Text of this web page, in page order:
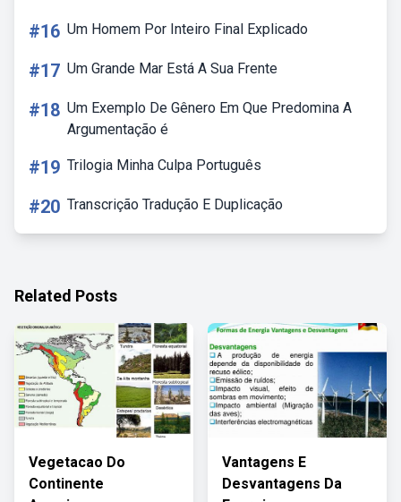
#16 Um Homem Por Inteiro Final Explicado
#17 Um Grande Mar Está A Sua Frente
#18 Um Exemplo De Gênero Em Que Predomina A
Argumentação é
#19 Trilogia Minha Culpa Português
#20 Transcrição Tradução E Duplicação
Related Posts
Vegetacao Do
Continente
Vantagens E
Desvantagens Da